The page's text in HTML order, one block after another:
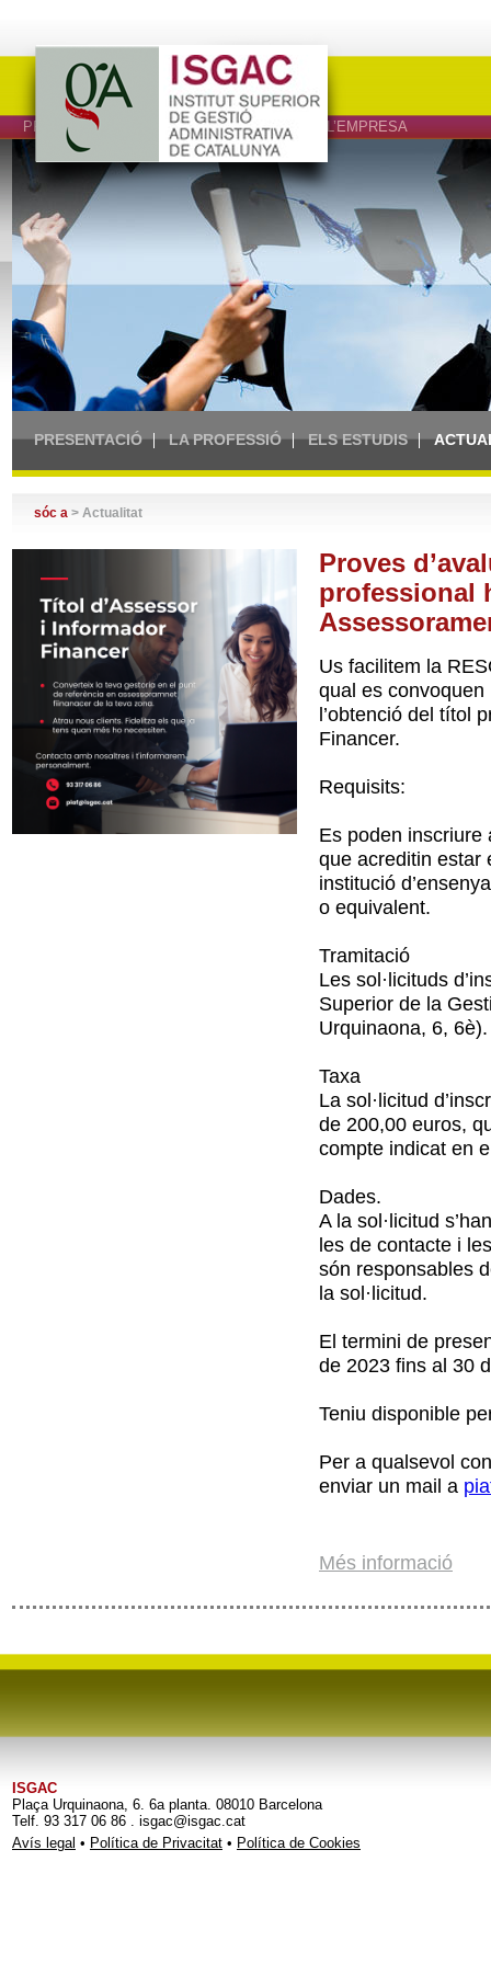
PROFESSIONALS DEL DRET, L’ECONOMIA I L’EMPRESA
PRESENTACIÓ LA PROFESSIÓ ELS ESTUDIS
sóc a > Actualitat
Proves
professional
Us facilitem la
qual es convoquen
l’obtenció del títol
Financer.
Requisits:
Es poden inscriure
que acreditin estar
institució
o equivalent.
Tramitació
Les sol·licituds
Superior de la
Urquinaona, 6, 6è).
Taxa
La sol·licitud
de 200,00 euros,
compte indicat en
Dades.
A la sol·licitud
les de contacte i
són responsables
la sol·licitud.
El termini de
de 2023 fins al 30
Teniu disponible
Per a qualsevol
enviar un mail a
Més informació
ISGAC
Plaça Urquinaona, 6. 6a planta. 08010 Barcelona
Telf. 93 317 06 86 . isgac@isgac.cat
Avís legal • Política de Privacitat • Política de Cookies